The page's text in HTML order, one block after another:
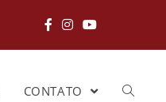
CONTATO